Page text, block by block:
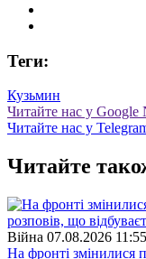
Теги:
Кузьмин
Читайте нас у Google
Читайте нас у
Читайте
Війна 07.08.2026
На фронті змінилися